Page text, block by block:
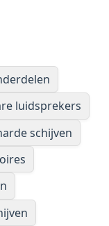
luidsprekers
schijven